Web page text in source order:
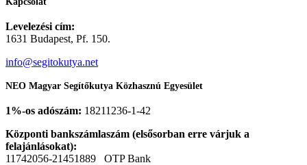
Levelezési cím:
1631 Budapest, Pf. 150.
info@segitokutya.net
NEO Magyar Segítőkutya Közhasznú Egyesület
1%-os adószám: 18211236-1-42
Központi bankszámlaszám (elsősorban erre várjuk a
felajánlásokat):
11742056-21451889 OTP Bank